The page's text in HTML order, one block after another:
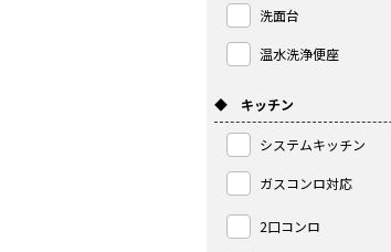
洗面台
温水洗浄便座
◆ キッチン
システムキッチン
ガスコンロ対応
2口コンロ